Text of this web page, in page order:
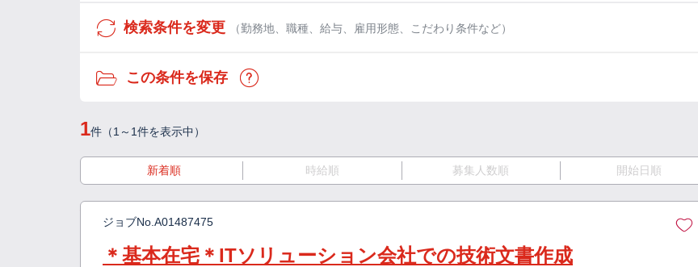
検索条件を変更 （勤務地、職種、給与、雇用形態、こだわり条件など）
この条件を保存
1件（1～1件を表示中）
新着順 時給順 募集人数順 開始日順
ジョブNo. A01487475
＊基本在宅＊ITソリューション会社での技術文書作成